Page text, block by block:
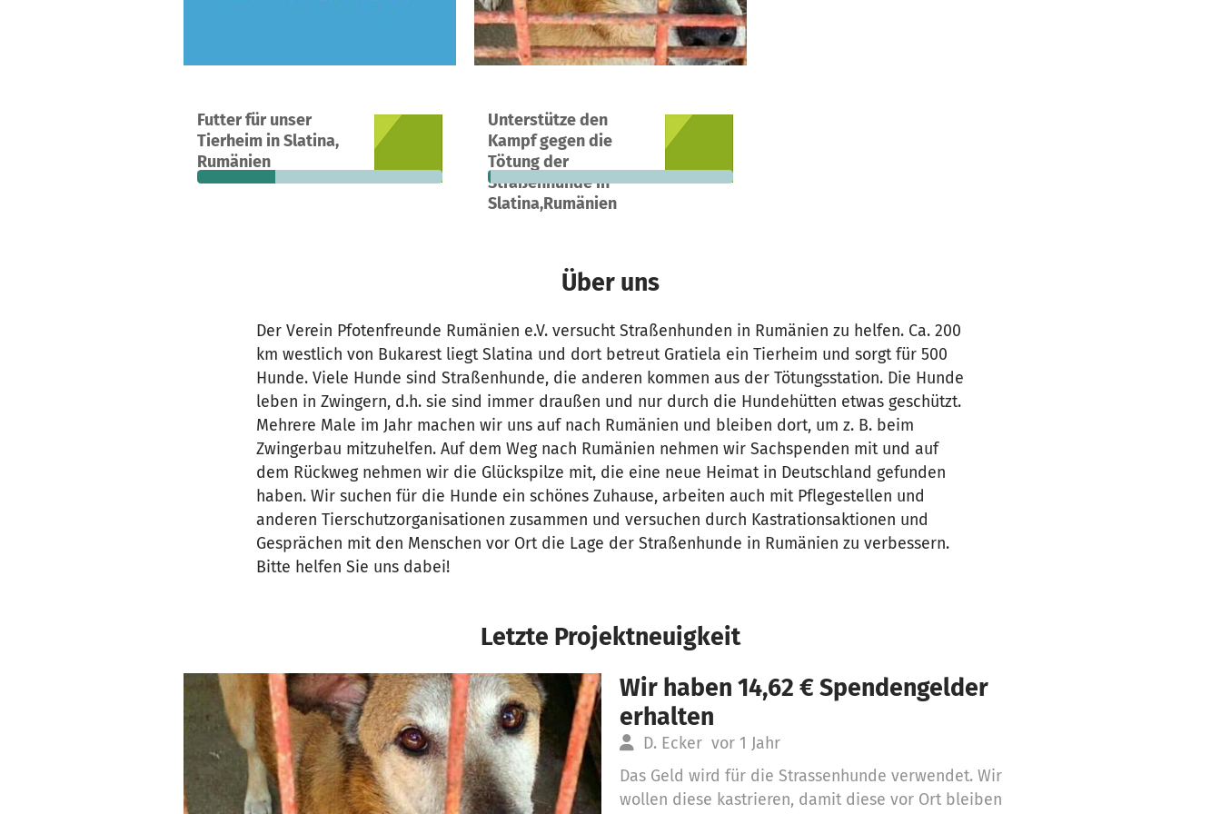
Futter für unser
Tierheim in Slatina,
Rumänien
Ein Projekt in Slatina, Rumänien
5
Spenden
32 % 1.360 €
Unterstütze den
Kampf gegen die
Tötung der
Straßenhunde in
Slatina,Rumänien
Ein Projekt in Slatina Olt Jud, Rumänien
5
Spenden
1 % 16.395 €
Über uns
Der Verein Pfotenfreunde Rumänien e.V. versucht Straßenhunden in Rumänien zu helfen. Ca. 200
km westlich von Bukarest liegt Slatina und dort betreut Gratiela ein Tierheim und sorgt für 500
Hunde. Viele Hunde sind Straßenhunde, die anderen kommen aus der Tötungsstation. Die Hunde
leben in Zwingern, d.h. sie sind immer draußen und nur durch die Hundehütten etwas geschützt.
Mehrere Male im Jahr machen wir uns auf nach Rumänien und bleiben dort, um z. B. beim
Zwingerbau mitzuhelfen. Auf dem Weg nach Rumänien nehmen wir Sachspenden mit und auf
dem Rückweg nehmen wir die Glückspilze mit, die eine neue Heimat in Deutschland gefunden
haben. Wir suchen für die Hunde ein schönes Zuhause, arbeiten auch mit Pflegestellen und
anderen Tierschutzorganisationen zusammen und versuchen durch Kastrationsaktionen und
Gesprächen mit den Menschen vor Ort die Lage der Straßenhunde in Rumänien zu verbessern.
Bitte helfen Sie uns dabei!
Letzte Projektneuigkeit
Wir haben 14,62 € Spendengelder
erhalten
D. Ecker vor 1 Jahr
Das Geld wird für die Strassenhunde verwendet. Wir
wollen diese kastrieren, damit diese vor Ort bleiben